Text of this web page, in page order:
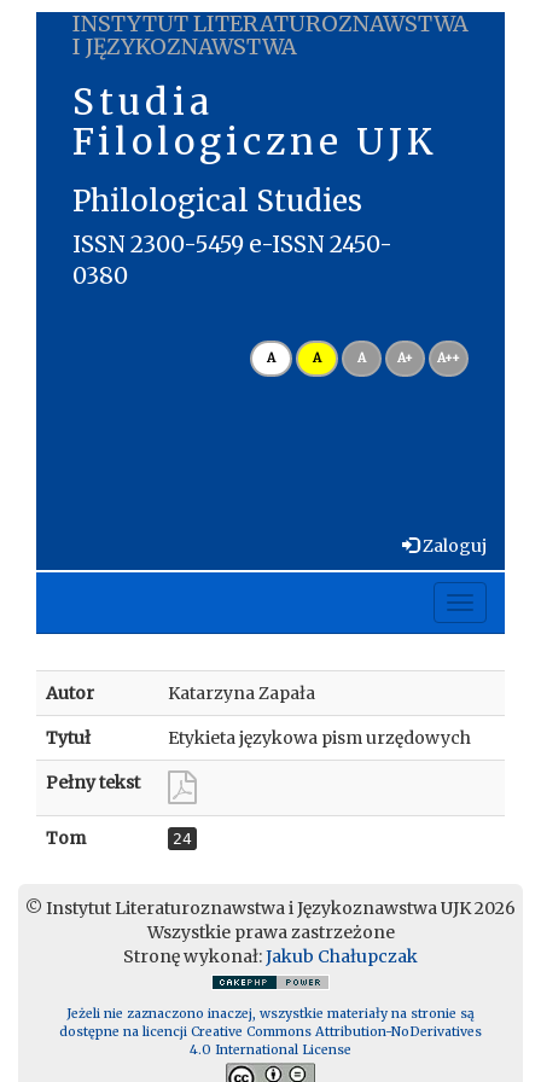
INSTYTUT LITERATUROZNAWSTWA
I JĘZYKOZNAWSTWA
Studia
Filologiczne UJK
Philological Studies
ISSN 2300-5459 e-ISSN 2450-
0380
A A A A+ A++
Zaloguj
Toggle
Autor Katarzyna Zapała
Tytuł Etykieta językowa pism urzędowych
Pełny tekst
Tom 24
© Instytut Literaturoznawstwa i Językoznawstwa UJK 2026
Wszystkie prawa zastrzeżone
Stronę wykonał:Jakub Chałupczak
Jeżeli nie zaznaczono inaczej, wszystkie materiały na stronie są
dostępne na licencji Creative Commons Attribution-NoDerivatives
4.0 International License